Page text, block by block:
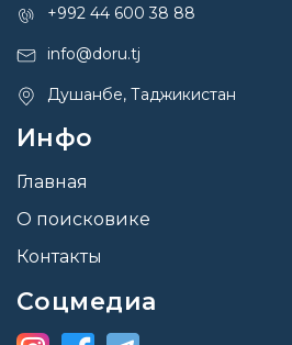
+992 44 600 38 88
info@doru.tj
Душанбе, Таджикистан
Инфо
Главная
О поисковике
Контакты
Соцмедиа